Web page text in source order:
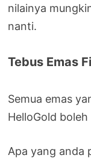
nilainya
nanti.
Tebus Emas
Semua emas
HelloGold
Apa yang anda